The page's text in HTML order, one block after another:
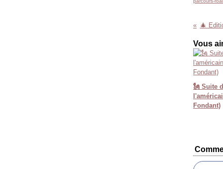
🎄
Vous
🗽 Suite
Fondant)